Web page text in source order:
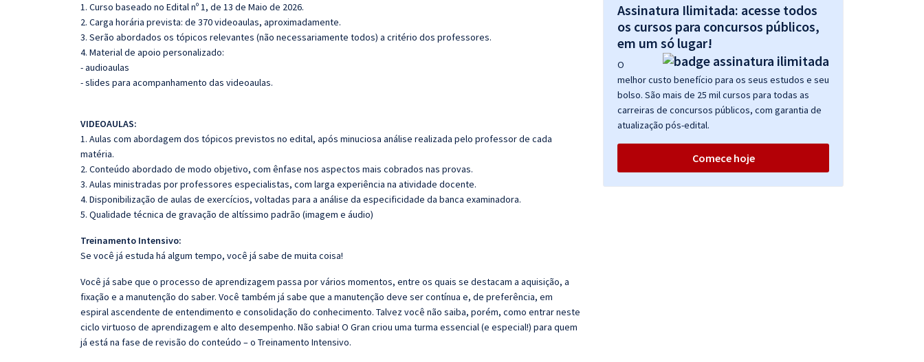
1. Curso baseado no Edital nº 1, de 13 de Maio de 2026.
2. Carga horária prevista: de 370 videoaulas, aproximadamente.
3. Serão abordados os tópicos relevantes (não necessariamente todos) a critério dos professores.
4. Material de apoio personalizado:
- audioaulas
- slides para acompanhamento das videoaulas.
VIDEOAULAS:
1. Aulas com abordagem dos tópicos previstos no edital, após minuciosa análise realizada pelo professor de cada
matéria.
2. Conteúdo abordado de modo objetivo, com ênfase nos aspectos mais cobrados nas provas.
3. Aulas ministradas por professores especialistas, com larga experiência na atividade docente.
4. Disponibilização de aulas de exercícios, voltadas para a análise da especificidade da banca examinadora.
5. Qualidade técnica de gravação de altíssimo padrão (imagem e áudio)
Treinamento Intensivo:
Se você já estuda há algum tempo, você já sabe de muita coisa!
Você já sabe que o processo de aprendizagem passa por vários momentos, entre os quais se destacam a aquisição, a
fixação e a manutenção do saber. Você também já sabe que a manutenção deve ser contínua e, de preferência, em
espiral ascendente de entendimento e consolidação do conhecimento. Talvez você não saiba, porém, como entrar neste
ciclo virtuoso de aprendizagem e alto desempenho. Não sabia! O Gran criou uma turma essencial (e especial!) para quem
já está na fase de revisão do conteúdo – o Treinamento Intensivo.
Assinatura Ilimitada: acesse todos
os cursos para concursos públicos,
em um só lugar!
O
melhor custo benefício para os seus estudos e seu
bolso. São mais de 25 mil cursos para todas as
carreiras de concursos públicos, com garantia de
atualização pós-edital.
Comece hoje